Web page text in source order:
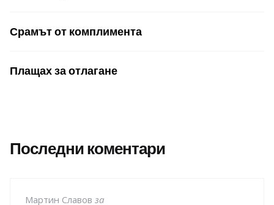
Срамът от комплимента
Плащах за отлагане
Последни коментари
Мартин Славов за